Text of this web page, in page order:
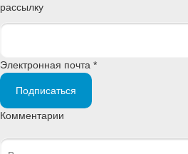
рассылку
Электронная почта *
Подписаться
Комментарии